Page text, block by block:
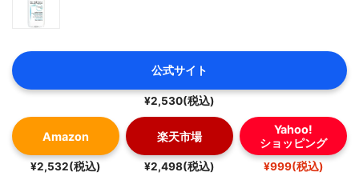
公式サイト
¥2,530(税込)
Amazon
¥2,532(税込)
楽天市場
¥2,498(税込)
Yahoo!
ショッピング
¥999(税込)